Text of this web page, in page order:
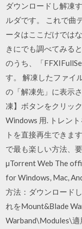
ダウンロードし解凍
ルダです。 これで曲
ータはここだけでは
きにでも調べてみる
のうち、「
す。 解凍したファイ
の「解凍先」に表示
凍】ボタンをクリッ
Windows 用. トレン
トを直接再生できま
で最も楽しい方法、
µTorrent Web The
for Windows, Mac,
方法：ダウンロード
れをMount&Blade
Warband\Modules\